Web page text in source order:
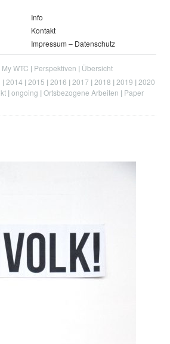
Info
Kontakt
Impressum – Datenschutz
My WTC Perspektiven Übersicht
2014 2015 2016 2017 2018 2019 2020
ongoing Ortsbezogene Arbeiten
Paper